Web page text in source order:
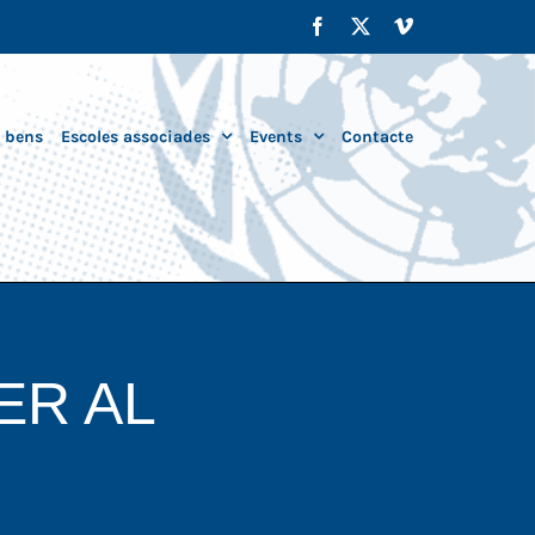
Facebook Vimeo
bens Escoles associades Events Contacte
AL